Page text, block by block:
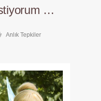
…
Anlık Tepkiler